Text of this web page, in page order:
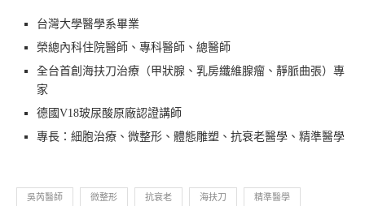
台灣大學醫學系畢業
榮總內科住院醫師、專科醫師、總醫師
全台首創海扶刀治療（甲狀腺、乳房纖維腺瘤、靜脈曲張）專
家
德國V18玻尿酸原廠認證講師
專長：細胞治療、微整形、體態雕塑、抗衰老醫學、精準醫學
吳芮醫師 微整形 抗衰老 海扶刀 精準醫學